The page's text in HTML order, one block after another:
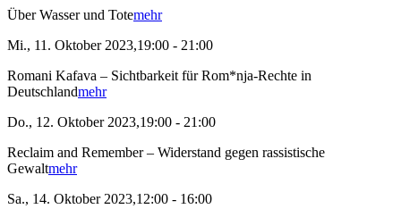
Über Wasser und Totemehr
Mi., 11. Oktober 2023,19:00 - 21:00
Romani Kafava – Sichtbarkeit für Rom*nja-Rechte in
Deutschlandmehr
Do., 12. Oktober 2023,19:00 - 21:00
Reclaim and Remember – Widerstand gegen rassistische
Gewaltmehr
Sa., 14. Oktober 2023,12:00 - 16:00